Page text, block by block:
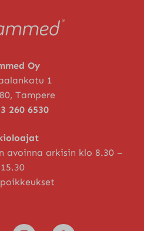
Oy
1
Tampere
260 6530
avoinna arkisin klo 8.30 –
15.30